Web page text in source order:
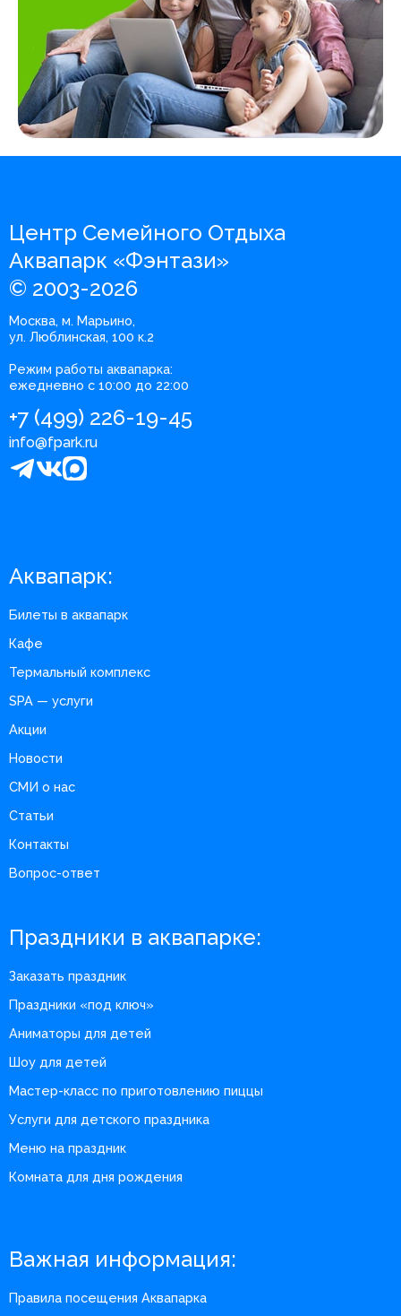
Центр Семейного Отдыха
Аквапарк «Фэнтази»
© 2003-2026
Москва, м. Марьино,
ул. Люблинская, 100 к.2
Режим работы аквапарка:
ежедневно с 10:00 до 22:00
+7 (499) 226-19-45
info@fpark.ru
Аквапарк:
Билеты в аквапарк
Кафе
Термальный комплекс
SPA — услуги
Акции
Новости
СМИ о нас
Статьи
Контакты
Вопрос-ответ
Праздники в аквапарке:
Заказать праздник
Праздники «под ключ»
Аниматоры для детей
Шоу для детей
Мастер-класс по приготовлению пиццы
Услуги для детского праздника
Меню на праздник
Комната для дня рождения
Важная информация:
Правила посещения Аквапарка